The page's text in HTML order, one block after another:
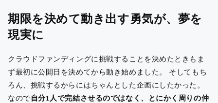
期限を決めて動き出す勇気が、夢を
現実に
クラウドファンディングに挑戦することを決めたときもま
ず最初に公開日を決めてから動き始めました。 そしてもち
ろん、挑戦するからにはちゃんとした企画にしたかった。
なので自分1人で完結させるのではなく、とにかく周りの仲